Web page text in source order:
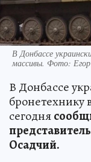
В Донбассе
массивы. Фото:
В Донбассе
бронетехнику
сегодня
Осадчий.